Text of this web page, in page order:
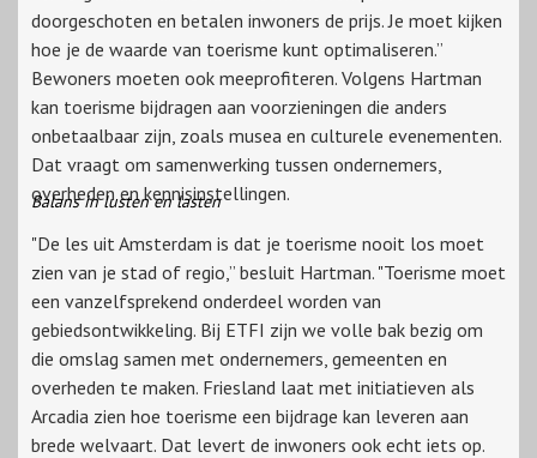
doorgeschoten en betalen inwoners de prijs. Je moet kijken
hoe je de waarde van toerisme kunt optimaliseren.”
Bewoners moeten ook meeprofiteren. Volgens Hartman
kan toerisme bijdragen aan voorzieningen die anders
onbetaalbaar zijn, zoals musea en culturele evenementen.
Dat vraagt om samenwerking tussen ondernemers,
overheden en kennisinstellingen.
Balans in lusten en lasten
"De les uit Amsterdam is dat je toerisme nooit los moet
zien van je stad of regio,” besluit Hartman. "Toerisme moet
een vanzelfsprekend onderdeel worden van
gebiedsontwikkeling. Bij ETFI zijn we volle bak bezig om
die omslag samen met ondernemers, gemeenten en
overheden te maken. Friesland laat met initiatieven als
Arcadia zien hoe toerisme een bijdrage kan leveren aan
brede welvaart. Dat levert de inwoners ook echt iets op.